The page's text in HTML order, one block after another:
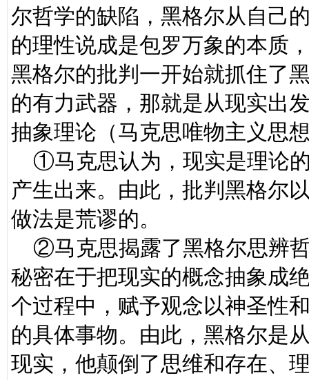
尔哲学的缺陷，黑格尔从自己
的理性说成是包罗万象的本质
黑格尔的批判一开始就抓住了
的有力武器，那就是从现实出
抽象理论（马克思唯物主义思
①马克思认为，现实是理论
产生出来。由此，批判黑格尔
做法是荒谬的。
②马克思揭露了黑格尔思辨
秘密在于把现实的概念抽象成
个过程中，赋予观念以神圣性
的具体事物。由此，黑格尔是
现实，他颠倒了思维和存在、